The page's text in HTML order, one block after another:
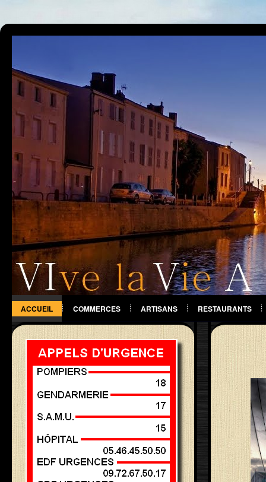
ACCUEIL COMMERCES ARTISANS RESTAURANTS
DIVERS